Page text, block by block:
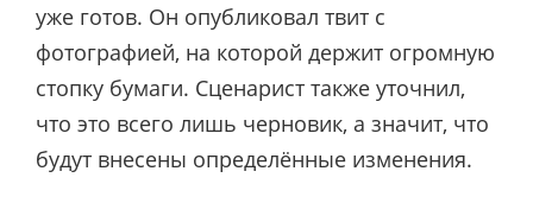
уже готов. Он опубликовал твит с
фотографией, на которой держит огромную
стопку бумаги. Сценарист также уточнил,
что это всего лишь черновик, а значит, что
будут внесены определённые изменения.